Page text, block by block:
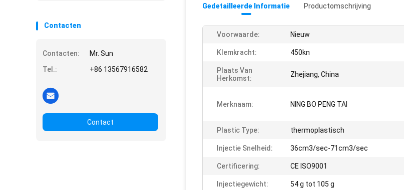
Contacten
Contacten:
Mr. Sun
Tel.:
+86 13567916582
Contact
Gedetailleerde Informatie Productomschrijving
Voorwaarde: Nieuw
Klemkracht: 450kn
Plaats Van
Herkomst:
Zhejiang, China
Merknaam: NING BO PENG TAI
Plastic Type: thermoplastisch
Injectie Snelheid: 36cm3/sec-71cm3/sec
Certificering: CE ISO9001
Injectiegewicht: 54 g tot 105 g